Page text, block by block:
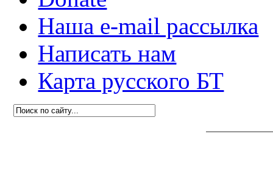
Наша e-mail рассылка
Написать нам
Карта русского БТ